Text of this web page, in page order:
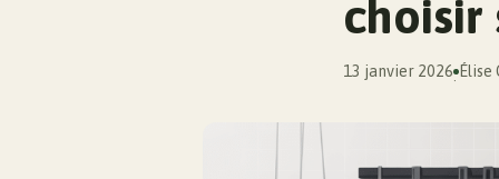
choisir
13 janvier 2026
·
Élise